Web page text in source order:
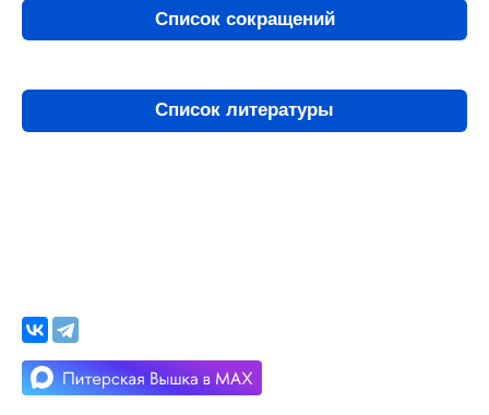
Список сокращений
Список литературы